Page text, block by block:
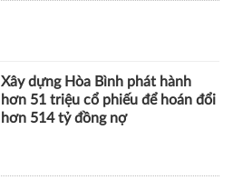
Novaland báo lãi 912 tỷ đồng,
khoản thu tài chính hơn 1.700 tỷ
đồng trở thành điểm tựa lợi